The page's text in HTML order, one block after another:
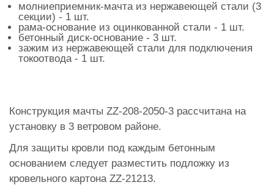
молниеприемник-мачта из нержавеющей стали (3
секции) - 1 шт.
рама-основание из оцинкованной стали - 1 шт.
бетонный диск-основание - 3 шт.
зажим из нержавеющей стали для подключения
токоотвода - 1 шт.
Конструкция мачты ZZ-208-2050-3 рассчитана на
установку в 3 ветровом районе.
Для защиты кровли под каждым бетонным
основанием следует разместить подложку из
кровельного картона ZZ-21213.